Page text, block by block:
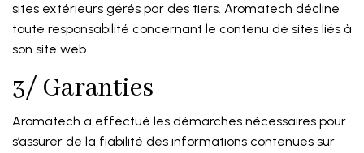
sites extérieurs gérés par des tiers. Aromatech décline
toute responsabilité concernant le contenu de sites liés à
son site web.
3/ Garanties
Aromatech a effectué les démarches nécessaires pour
s’assurer de la fiabilité des informations contenues sur